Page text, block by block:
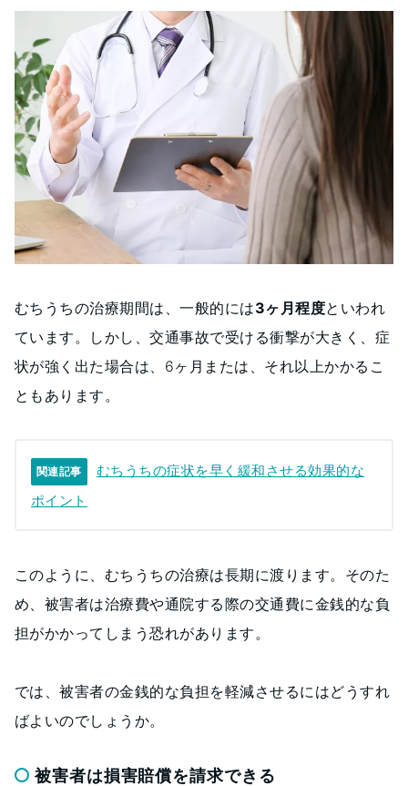
むちうちの治療期間は、一般的には3ヶ月程度といわれ
ています。しかし、交通事故で受ける衝撃が大きく、症
状が強く出た場合は、6ヶ月または、それ以上かかるこ
ともあります。
関連記事
むちうちの症状を早く緩和させる効果的な
ポイント
このように、むちうちの治療は長期に渡ります。そのた
め、被害者は治療費や通院する際の交通費に金銭的な負
担がかかってしまう恐れがあります。
では、被害者の金銭的な負担を軽減させるにはどうすれ
ばよいのでしょうか。
被害者は損害賠償を請求できる